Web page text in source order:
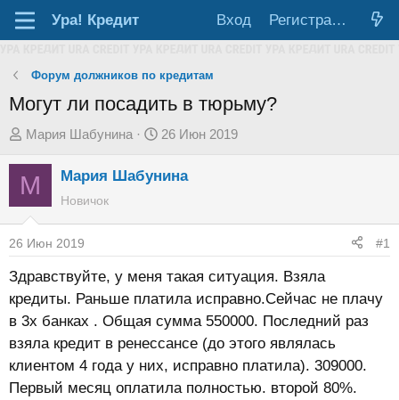
Ура! Кредит Вход Регистрация
Форум должников по кредитам
Могут ли посадить в тюрьму?
А
т
о
р
т
е
м
ы
Мария Шабунина
Д
т
ч
а
л
а
26 Июн 2019
М Мария Шабунина
Новичок
26 Июн 2019 #1
Здравствуйте, у меня такая ситуация. Взяла
кредиты. Раньше платила исправно.Сейчас не плачу
в 3х банках . Общая сумма 550000. Последний раз
взяла кредит в ренессансе (до этого являлась
клиентом 4 года у них, исправно платила). 309000.
Первый месяц оплатила полностью. второй 80%.